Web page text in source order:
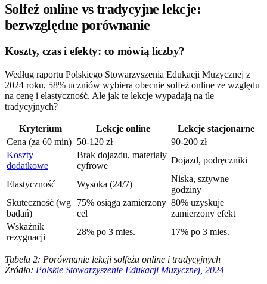
Solfeż online vs tradycyjne lekcje:
bezwzględne porównanie
Koszty, czas i efekty: co mówią liczby?
Według raportu Polskiego Stowarzyszenia Edukacji Muzycznej z
2024 roku, 58% uczniów wybiera obecnie solfeż online ze względu
na cenę i elastyczność. Ale jak te lekcje wypadają na tle
tradycyjnych?
Kryterium Lekcje online
Lekcje stacjonarne
Cena (za 60 min) 50-120 zł
90-200 zł
Koszty
dodatkowe
Brak dojazdu, materiały
cyfrowe
Dojazd, podręczniki
Elastyczność Wysoka (24/7)
Niska, sztywne
godziny
Skuteczność (wg
badań)
75% osiąga zamierzony
cel
80% uzyskuje
zamierzony efekt
Wskaźnik
rezygnacji
28% po 3 mies. 17% po 3 mies.
Tabela 2: Porównanie lekcji solfeżu online i tradycyjnych
Źródło: Polskie Stowarzyszenie Edukacji Muzycznej, 2024